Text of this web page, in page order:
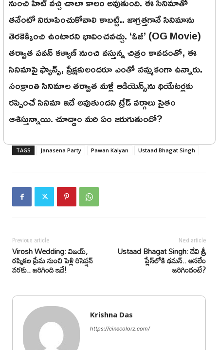
తనేంటో నిరూపించుకోవాలి కాబట్టి.. జాగ్రత్తగానే సినిమాను
తెరకెక్కించి ఉంటారని భావించవచ్చు. ‘ఓజీ’ (OG Movie)
తర్వాత పవన్ కళ్యాణ్ నుంచి వస్తున్న చిత్రం కావడంతో, ఈ
సినిమాపై ఫ్యాన్స్, ప్రేక్షకులందరూ ఎంతో నమ్మకంగా ఉన్నారు.
సంక్రాంతి సినిమాల తర్వాత మళ్లీ ఆడియెన్స్‌ను థియేటర్లకు
రప్పించే సినిమా ఇదే అవుతుందని ట్రేడ్ వర్గాలు సైతం
ఆశిస్తున్నాయి. చూద్దాం మరి ఏం జరుగుతుందో?
TAGS Janasena Party Pawan Kalyan Ustaad Bhagat Singh
Previous article
Virosh Wedding: విజయ్,
రష్మికల ప్రేమ నుంచి పెళ్లి రిసెప్షన్
వరకు.. జరిగింది ఇదే!
Next article
Ustaad Bhagat Singh: దేవి శ్రీ
ప్లేస్‌లోకి థమన్.. అసలేం
జరిగిందంటే?
Krishna Das
https://cinecolorz.com/